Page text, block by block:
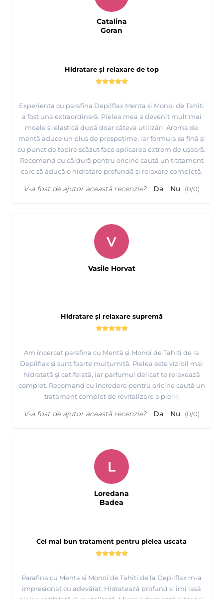
Hidratare și relaxare de top
Experiența cu parafina Depilflax Menta și Monoi de Tahiti
a fost una extraordinară. Pielea mea a devenit mult mai
moale și elastică după doar câteva utilizări. Aroma de
mentă aduce un plus de prospețime, iar formula sa fină și
cu punct de topire scăzut face aplicarea extrem de ușoară.
Recomand cu căldură pentru oricine caută un tratament
care să aducă o hidratare profundă și relaxare completă.
Catalina
Goran
V-a fost de ajutor această recenzie? Da Nu (0/0)
Hidratare și relaxare supremă
Am încercat parafina cu Mentă și Monoi de Tahiti de la
Depilflax și sunt foarte mulțumită. Pielea este vizibil mai
hidratată și catifelată, iar parfumul delicat te relaxează
complet. Recomand cu încredere pentru oricine caută un
tratament complet de revitalizare a pielii!
V
Vasile Horvat
V-a fost de ajutor această recenzie? Da Nu (0/0)
Cel mai bun tratament pentru pielea uscata
Parafina cu Menta si Monoi de Tahiti de la Depilflax m-a
impresionat cu adevărat. Hidratează profund și îmi lasă
L
Loredana
Badea